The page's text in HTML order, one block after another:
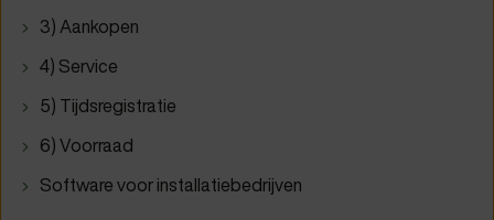
3) Aankopen
4) Service
5) Tijdsregistratie
6) Voorraad
Software voor installatiebedrijven